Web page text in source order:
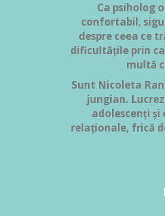
Ca psiholog
confortabil,
despre ceea ce
dificultățile prin
multă
Sunt Nicoleta
jungian.
adolescenți
relaționale, frică